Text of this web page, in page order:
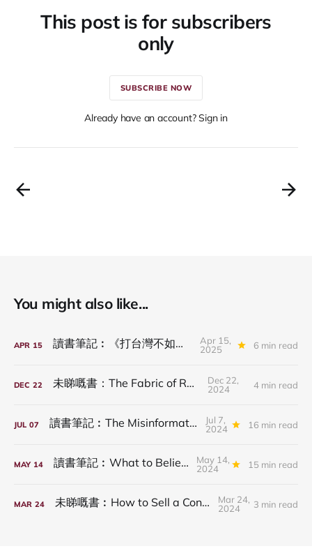
This post is for subscribers
only
SUBSCRIBE NOW
Already have an account? Sign in
You might also like...
APR 15 讀書筆記︰《打台灣不如騙台灣》
Apr 15,
2025
6 min read
DEC 22 未睇嘅書：The Fabric of Reality
Dec 22,
2024
4 min read
JUL 07 讀書筆記︰The Misinformation Age
Jul 7,
2024
16 min read
MAY 14 讀書筆記︰What to Believe Now
May 14,
2024
15 min read
MAR 24 未睇嘅書︰How to Sell a Contradiction
Mar 24,
2024
3 min read